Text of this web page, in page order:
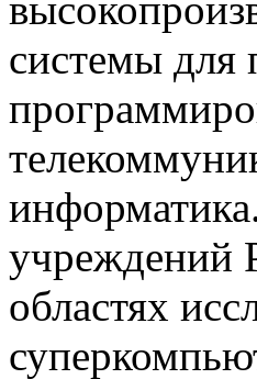
системы для
учреждений
областях